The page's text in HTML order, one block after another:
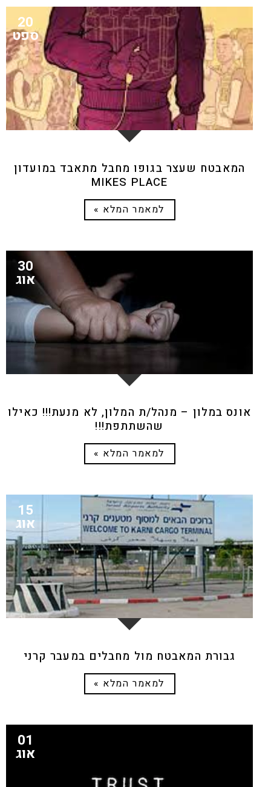
המאבטח שעצר בגופו מחבל מתאבד במועדון
MIKES PLACE
20
ספט
למאמר המלא »
אונס במלון – מנהל/ת המלון, לא מנעת!!! כאילו
שהשתתפת!!!
30
אוג
למאמר המלא »
גבורת המאבטח מול מחבלים במעבר קרני
15
אוג
למאמר המלא »
01
אוג